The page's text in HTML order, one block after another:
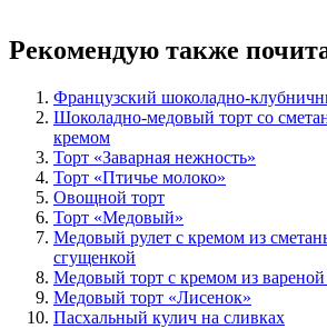
Рекомендую также
Французский шоколадно-
Шоколадно-медовый торт со
кремом
Торт «Заварная нежность»
Торт «Птичье молоко»
Овощной торт
Торт «Медовый»
Медовый рулет с кремом из
сгущенкой
Медовый торт с кремом из
Медовый торт «Лисенок»
Пасхальный кулич на сливках